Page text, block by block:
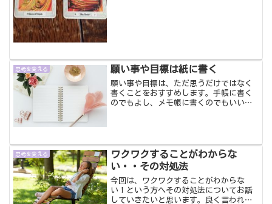
思考を変える 願い事や目標は紙に書く
願い事や目標は、ただ思うだけではなく
書くことをおすすめします。手帳に書く
のでもよし、メモ帳に書くのでもいいで
思考を変える
ワクワクすることがわからな
い・・その対処法
今回は、ワクワクすることがわからな
い！という方へその対処法についてお話
していきたいと思います。良く言われて